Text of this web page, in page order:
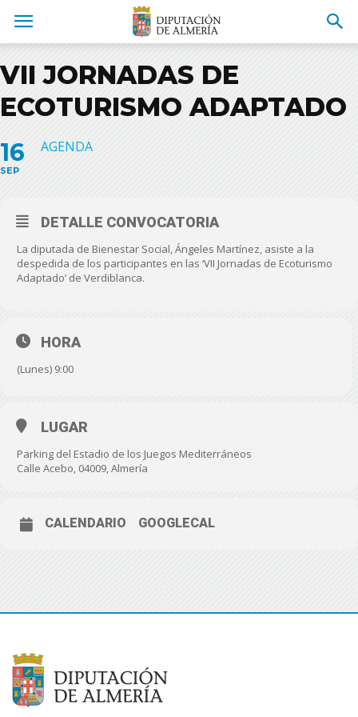
VII JORNADAS DE
ECOTURISMO ADAPTADO
16
SEP
AGENDA
DETALLE CONVOCATORIA
La diputada de Bienestar Social, Ángeles Martínez, asiste a la
despedida de los participantes en las ‘VII Jornadas de Ecoturismo
Adaptado’ de Verdiblanca.
HORA
(Lunes) 9:00
LUGAR
Parking del Estadio de los Juegos Mediterráneos
Calle Acebo, 04009, Almería
CALENDARIO GOOGLECAL